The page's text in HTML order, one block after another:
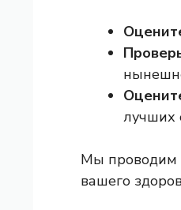
лучших
Мы проводим
вашего